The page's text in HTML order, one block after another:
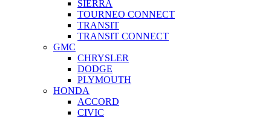
SIERRA
TOURNEO CONNECT
TRANSIT
TRANSIT CONNECT
GMC
CHRYSLER
DODGE
PLYMOUTH
HONDA
ACCORD
CIVIC